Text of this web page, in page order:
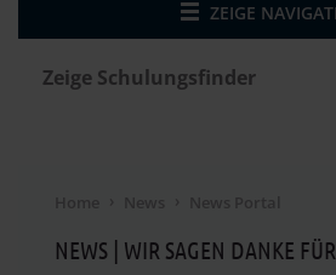
ZEIGE
Zeige Schulungsfinder
NEWS | WIR SAGEN DANKE